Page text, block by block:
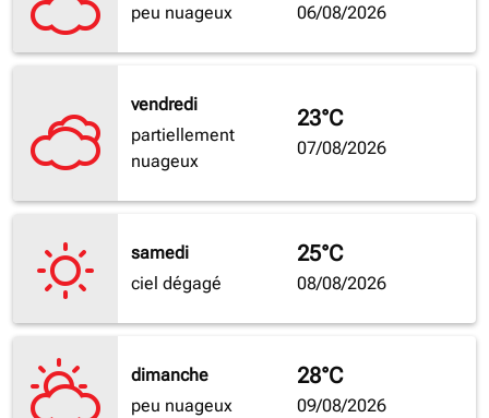
peu nuageux
06/08/2026
vendredi
partiellement
nuageux
23°C
07/08/2026
samedi
ciel dégagé
25°C
08/08/2026
dimanche
peu nuageux
28°C
09/08/2026